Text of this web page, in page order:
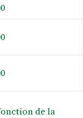
de la